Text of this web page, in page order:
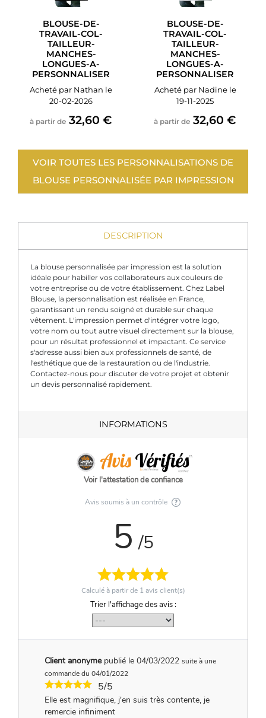
BLOUSE-DE-
TRAVAIL-COL-
TAILLEUR-
MANCHES-
LONGUES-A-
PERSONNALISER
Acheté par Nathan le
20-02-2026
à partir de 32,60 €
BLOUSE-DE-
TRAVAIL-COL-
TAILLEUR-
MANCHES-
LONGUES-A-
PERSONNALISER
Acheté par Nadine le
19-11-2025
à partir de 32,60 €
VOIR TOUTES LES PERSONNALISATIONS DE
BLOUSE PERSONNALISÉE PAR IMPRESSION
DESCRIPTION
La blouse personnalisée par impression est la solution
idéale pour habiller vos collaborateurs aux couleurs de
votre entreprise ou de votre établissement. Chez Label
Blouse, la personnalisation est réalisée en France,
garantissant un rendu soigné et durable sur chaque
vêtement. L'impression permet d'intégrer votre logo,
votre nom ou tout autre visuel directement sur la blouse,
pour un résultat professionnel et impactant. Ce service
s'adresse aussi bien aux professionnels de santé, de
l'esthétique que de la restauration ou de l'industrie.
Contactez-nous pour discuter de votre projet et obtenir
un devis personnalisé rapidement.
INFORMATIONS
Voir l'attestation de confiance
Avis soumis à un contrôle
5 /5
Calculé à partir de 1 avis client(s)
Trier l'affichage des avis :
Client anonyme publié le 04/03/2022 suite à une
commande du 04/01/2022
5/5
Elle est magnifique, j'en suis très contente, je
remercie infiniment